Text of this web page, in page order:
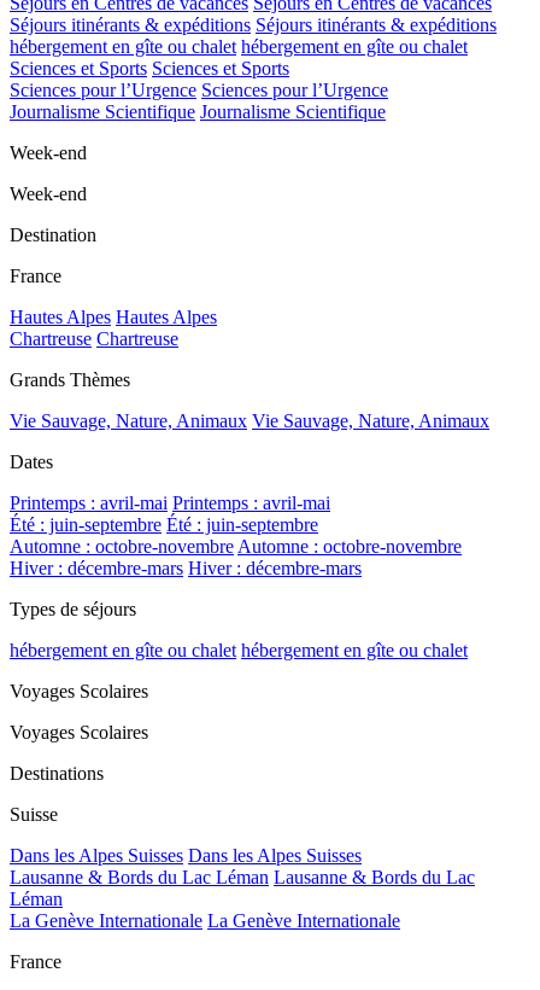
Séjours itinérants & expéditions Séjours itinérants & expéditions
hébergement en gîte ou chalet hébergement en gîte ou chalet
Sciences et Sports Sciences et Sports
Sciences pour l’Urgence Sciences pour l’Urgence
Journalisme Scientifique Journalisme Scientifique
Week-end
Week-end
Destination
France
Hautes Alpes Hautes Alpes
Chartreuse Chartreuse
Grands Thèmes
Vie Sauvage, Nature, Animaux Vie Sauvage, Nature, Animaux
Dates
Printemps : avril-mai Printemps : avril-mai
Été : juin-septembre Été : juin-septembre
Automne : octobre-novembre Automne : octobre-novembre
Hiver : décembre-mars Hiver : décembre-mars
Types de séjours
hébergement en gîte ou chalet hébergement en gîte ou chalet
Voyages Scolaires
Voyages Scolaires
Destinations
Suisse
Dans les Alpes Suisses Dans les Alpes Suisses
Lausanne & Bords du Lac Léman Lausanne & Bords du Lac
Léman
La Genève Internationale La Genève Internationale
France